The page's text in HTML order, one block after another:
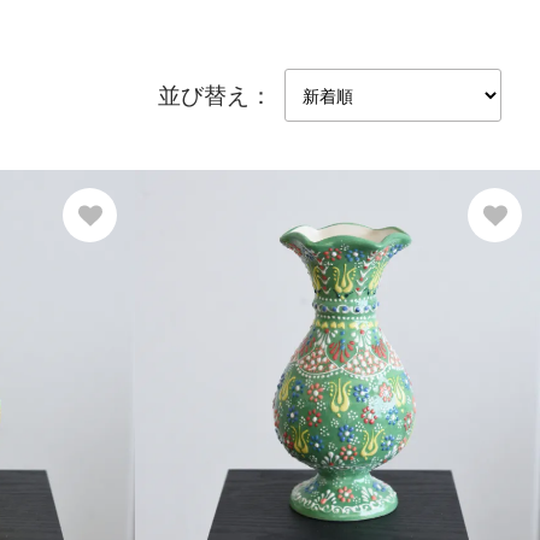
並び替え：